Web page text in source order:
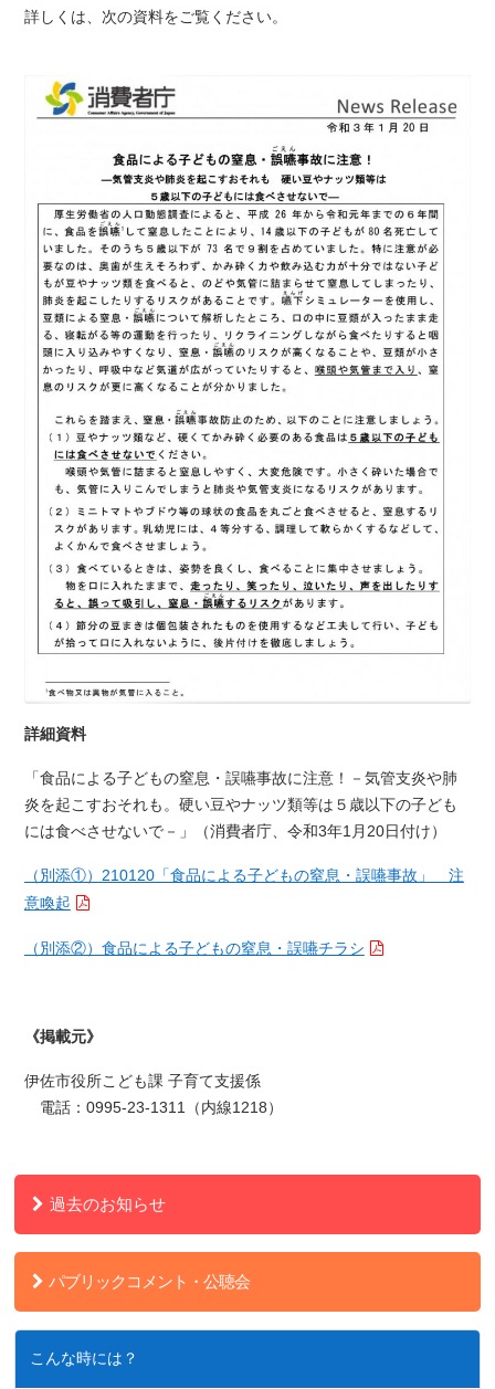
詳しくは、次の資料をご覧ください。
詳細資料
「食品による子どもの窒息・誤嚥事故に注意！－気管支炎や肺
炎を起こすおそれも。硬い豆やナッツ類等は５歳以下の子ども
には食べさせないで－」（消費者庁、令和3年1 月 20日付け）
（別添①）210120「食品による子どもの窒息・誤嚥事故」 注
意喚起
（別添②）食品による子どもの窒息・誤嚥チラシ
《掲載元》
伊佐市役所こども課 子育て支援係
電話： 0995-23-1311 （内線1218 ）
過去のお知らせ
パブリックコメント・公聴会
こんな時には？